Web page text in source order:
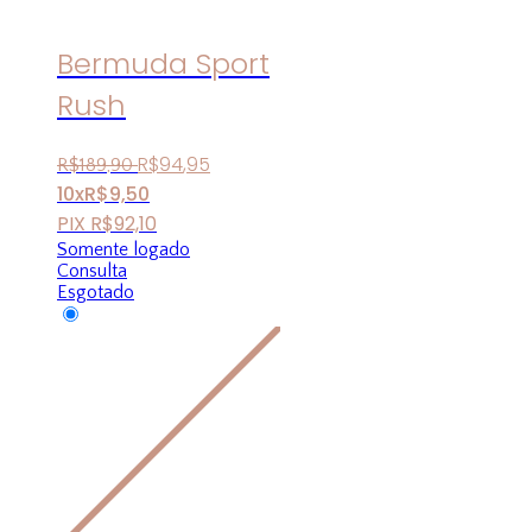
Bermuda Sport
Rush
R$189,90 R$94,95
10xR$9,50
PIX R$92,10
Somente logado
Consulta
Esgotado